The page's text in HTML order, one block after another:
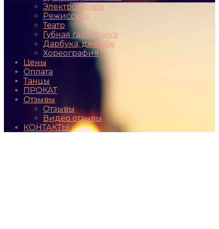
Электрогитара
Режиссура
Театр
Губная гармоника
Дарбука, джембе
Хореография
Цены
Оплата
Танцы
ПРОКАТ
Отзывы
Отзывы
Видео отзывы
КОНТАКТЫ